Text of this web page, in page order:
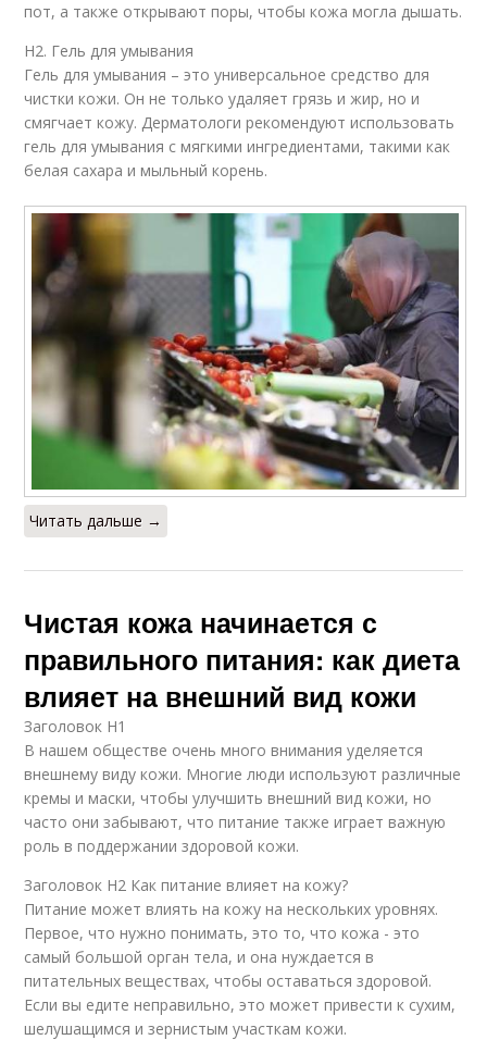
пот, а также открывают поры, чтобы кожа могла дышать.
H2. Гель для умывания
Гель для умывания – это универсальное средство для
чистки кожи. Он не только удаляет грязь и жир, но и
смягчает кожу. Дерматологи рекомендуют использовать
гель для умывания с мягкими ингредиентами, такими как
белая сахара и мыльный корень.
Читать дальше →
Чистая кожа начинается с
правильного питания: как диета
влияет на внешний вид кожи
Заголовок H1
В нашем обществе очень много внимания уделяется
внешнему виду кожи. Многие люди используют различные
кремы и маски, чтобы улучшить внешний вид кожи, но
часто они забывают, что питание также играет важную
роль в поддержании здоровой кожи.
Заголовок H2 Как питание влияет на кожу?
Питание может влиять на кожу на нескольких уровнях.
Первое, что нужно понимать, это то, что кожа - это
самый большой орган тела, и она нуждается в
питательных веществах, чтобы оставаться здоровой.
Если вы едите неправильно, это может привести к сухим,
шелушащимся и зернистым участкам кожи.